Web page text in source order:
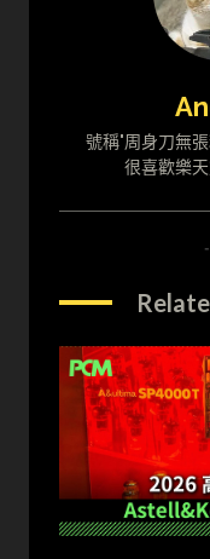
號稱"周身刀無
很喜歡樂